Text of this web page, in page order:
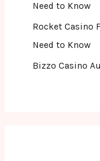
Need to Know
Rocket Casino
Need to Know
Bizzo Casino